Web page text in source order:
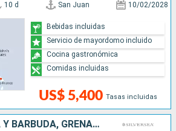
10 d San Juan 10/02/2028
US$ 5,400 Tasas incluidas
Bebidas incluidas
Servicio de mayordomo incluido
Cocina gastronómica
Comidas incluidas
FRANCIA, ANTIGUA Y BARBUDA, GRENADA, ARUBA, PUERTO RICO